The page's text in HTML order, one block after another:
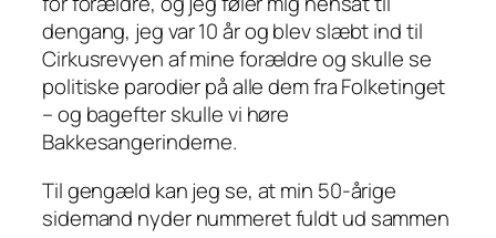
dengang, jeg var 10 år og blev slæbt ind til
Cirkusrevyen af mine forældre og skulle se
politiske parodier på alle dem fra Folketinget
– og bagefter skulle vi høre
Bakkesangerinderne.
Til gengæld kan jeg se, at min 50-årige
sidemand nyder nummeret fuldt ud sammen